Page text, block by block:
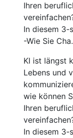
Ihren
In diesem 3-
-Wie Sie
KI ist längst
Lebens und
wie können
Ihren
In diesem 3-